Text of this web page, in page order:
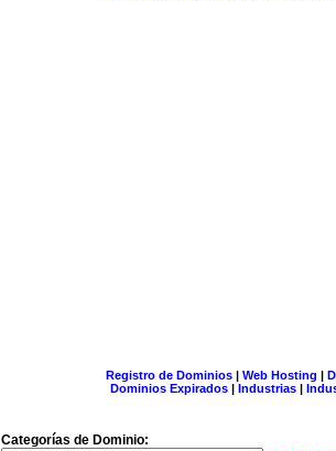
Registro de Dominios| Web Hosting |
Dominios Expirados | Industrias |
Categorías de Dominio: